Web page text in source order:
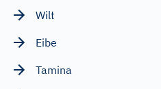
Wilt
Eibe
Tamina